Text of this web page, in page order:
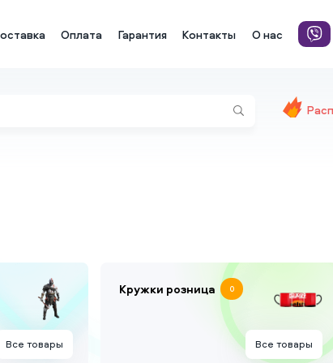
Оплата Гарантия Контакты О нас
Все товары
Кружки розница 0
Все товары